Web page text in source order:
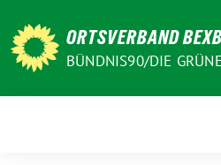
zum
Inhalt
ORTSVERBAND
BÜNDNIS90/DIE